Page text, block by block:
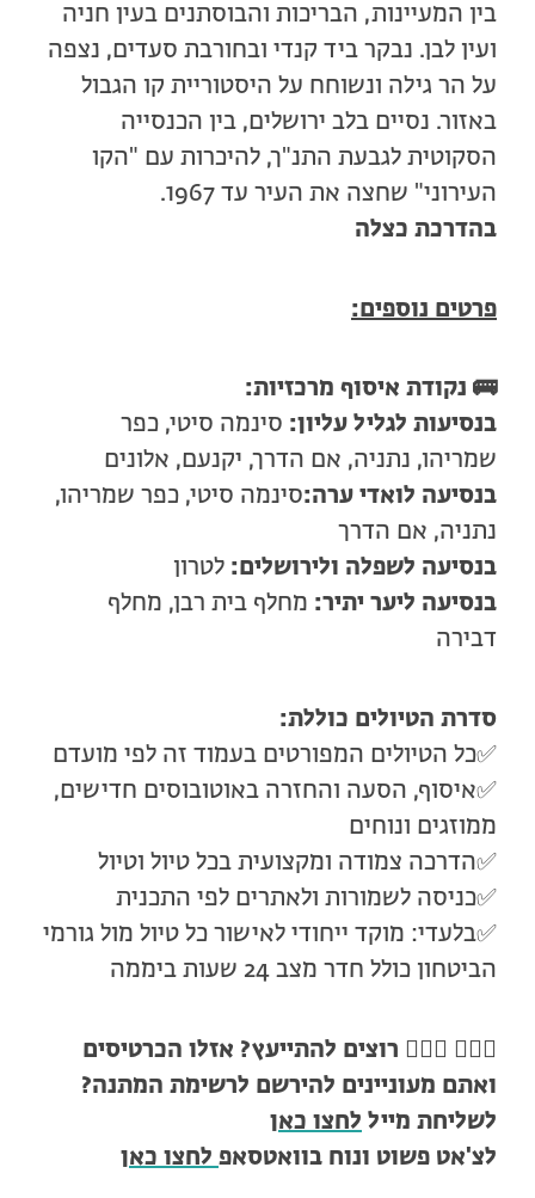
בין המעיינות, הבריכות והבוסתנים בעין חניה
ועין לבן. נבקר ביד קנדי ובחורבת סעדים, נצפה
על הר גילה ונשוחח על היסטוריית קו הגבול
באזור. נסיים בלב ירושלים, בין הכנסייה
הסקוטית לגבעת התנ"ך, להיכרות עם "הקו
העירוני" שחצה את העיר עד 1967.
בהדרכת כצלה
פרטים נוספים:
🚌 נקודת איסוף מרכזיות:
בנסיעות לגליל עליון: סינמה סיטי, כפר
שמריהו, נתניה, אם הדרך, יקנעם, אלונים
בנסיעה לואדי ערה:סינמה סיטי, כפר שמריהו,
נתניה, אם הדרך
בנסיעה לשפלה ולירושלים: לטרון
בנסיעה ליער יתיר: מחלף בית רבן, מחלף
דבירה
סדרת הטיולים כוללת:
✅כל הטיולים המפורטים בעמוד זה לפי מועדם
✅איסוף, הסעה והחזרה באוטובוסים חדישים,
ממוזגים ונוחים
✅הדרכה צמודה ומקצועית בכל טיול וטיול
✅כניסה לשמורות ולאתרים לפי התכנית
✅בלעדי: מוקד ייחודי לאישור כל טיול מול גורמי
הביטחון כולל חדר מצב 24 שעות ביממה
🙋🏻‍♀️ 🙋🏼‍♂️ רוצים להתייעץ? אזלו הכרטיסים
ואתם מעוניינים להירשם לרשימת המתנה?
לשליחת מייל לחצו כאן
לצ'אט פשוט ונוח בוואטסאפ לחצו כאן